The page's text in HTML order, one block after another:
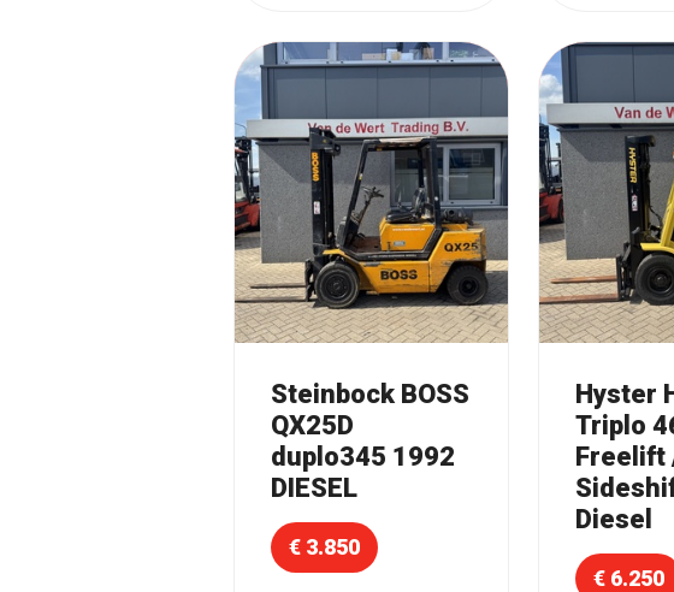
Steinbock BOSS
QX25D
duplo345 1992
DIESEL
€ 3.850
Hyster
Triplo
Freelift
Diesel
€ 6.250